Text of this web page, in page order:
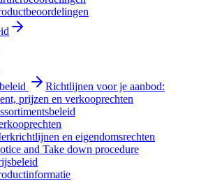
Richtlijnen voor je aanbod:
prijzen en verkooprechten
en eigendomsrechten
and Take down procedure